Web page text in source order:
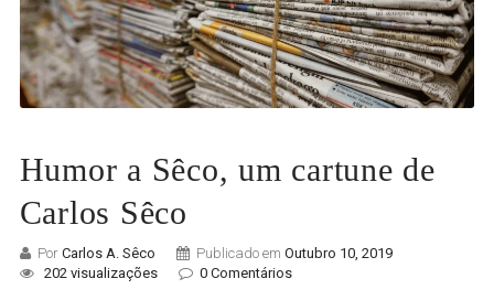
Humor a Sêco, um cartune de
Carlos Sêco
Por Carlos A. Sêco Publicado em Outubro 10, 2019
202 visualizações
0 Comentários